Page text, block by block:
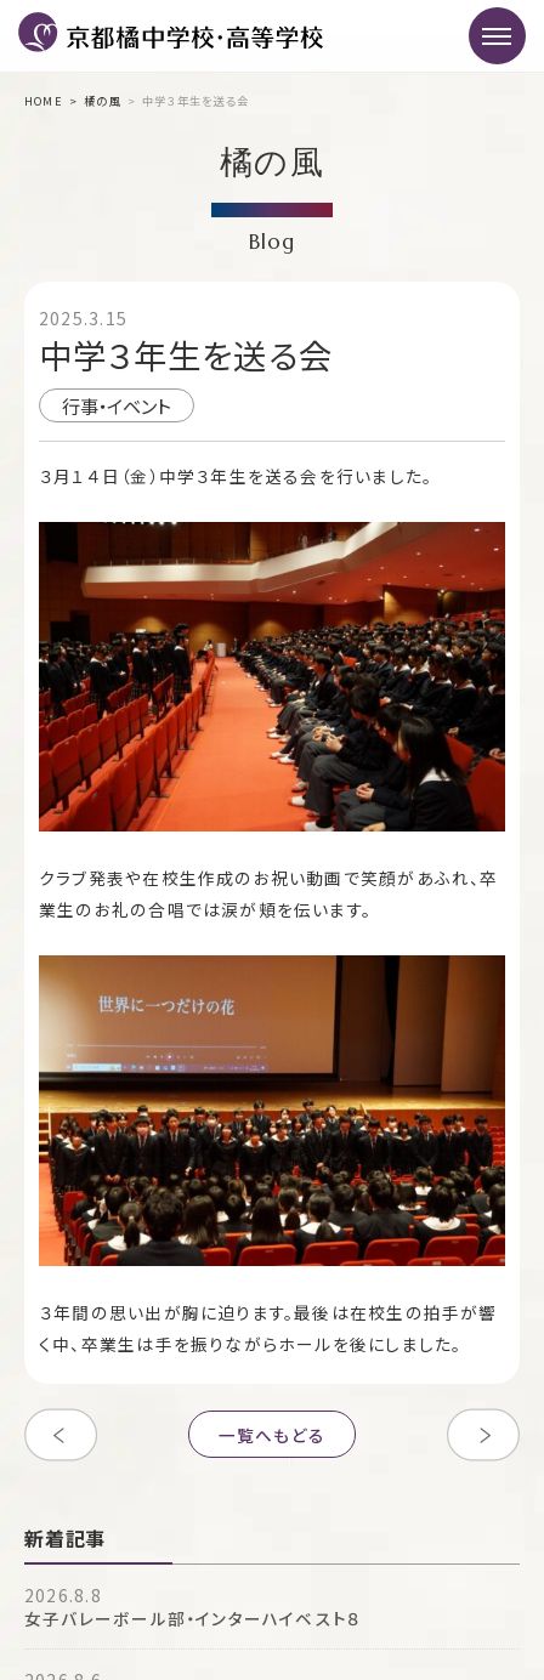
HOME 橘の風 中学３年生を送る会
橘の風
Blog
2025.3.15
中学３年生を送る会
行事・イベント
３月１４日（金）中学３年生を送る会を行いました。
クラブ発表や在校生作成のお祝い動画で笑顔があふれ、卒
業生のお礼の合唱では涙が頬を伝います。
３年間の思い出が胸に迫ります。最後は在校生の拍手が響
く中、卒業生は手を振りながらホールを後にしました。
一覧へもどる
新着記事
2026.8.8
女子バレーボール部・インターハイベスト８